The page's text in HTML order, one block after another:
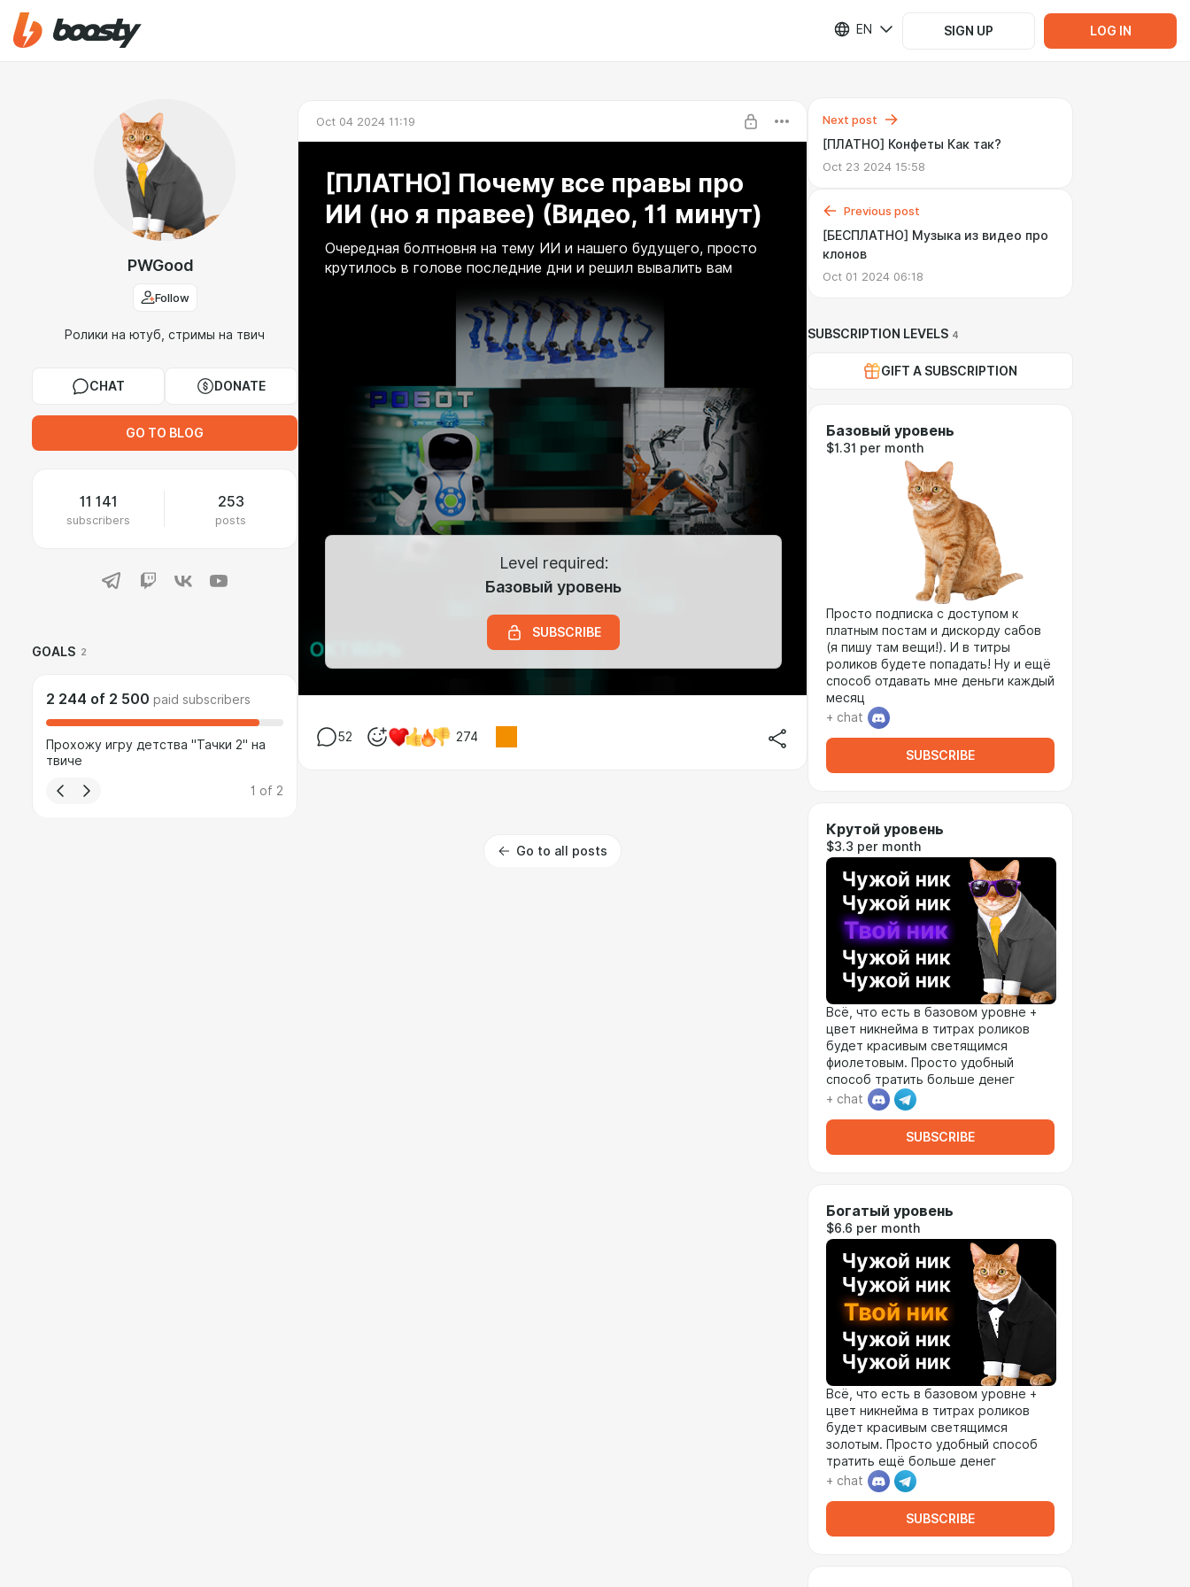
EN SIGN UP LOG IN
PWGood
Follow
Ролики на ютуб, стримы на твич
CHAT DONATE
GO TO BLOG
11 141
subscribers
253
posts
GOALS 2
2 244 of 2 500 paid subscribers
Прохожу игру детства "Тачки 2" на
твиче
1 of 2
Oct 04 2024 11:19
[ПЛАТНО] Почему все правы про
ИИ (но я правее) (Видео, 11 минут)
Очередная болтновня на тему ИИ и нашего будущего, просто
крутилось в голове последние дни и решил вывалить вам
Level required:
Базовый уровень
SUBSCRIBE
52 274
Go to all posts
Next post
[ПЛАТНО] Конфеты Как так?
Oct 23 2024 15:58
Previous post
[БЕСПЛАТНО] Музыка из видео про
клонов
Oct 01 2024 06:18
SUBSCRIPTION LEVELS 4
GIFT A SUBSCRIPTION
Базовый уровень
$1.31 per month
Просто подписка с доступом к
платным постам и дискорду сабов
(я пишу там вещи!). И в титры
роликов будете попадать! Ну и ещё
способ отдавать мне деньги каждый
месяц
+ chat
SUBSCRIBE
Крутой уровень
$3.3 per month
Всё, что есть в базовом уровне +
цвет никнейма в титрах роликов
будет красивым светящимся
фиолетовым. Просто удобный
способ тратить больше денег
+ chat
SUBSCRIBE
Богатый уровень
$6.6 per month
Всё, что есть в базовом уровне +
цвет никнейма в титрах роликов
будет красивым светящимся
золотым. Просто удобный способ
тратить ещё больше денег
+ chat
SUBSCRIBE